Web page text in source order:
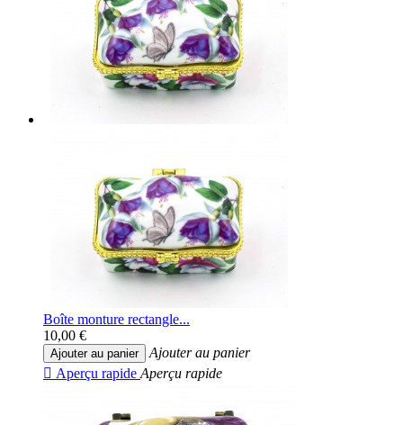
Boîte monture rectangle...
10,00 €
Ajouter au panier
Ajouter au panier
 Aperçu rapide Aperçu rapide